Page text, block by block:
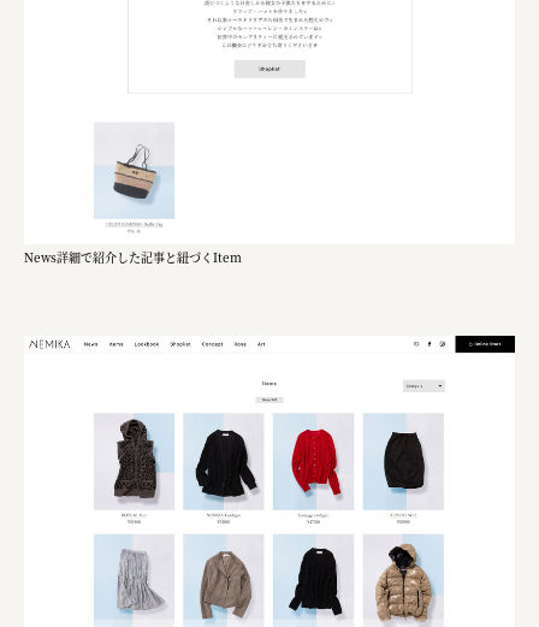
News詳細で紹介した記事と紐づくItem